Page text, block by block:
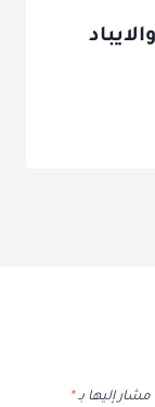
مشار إليها بـ*